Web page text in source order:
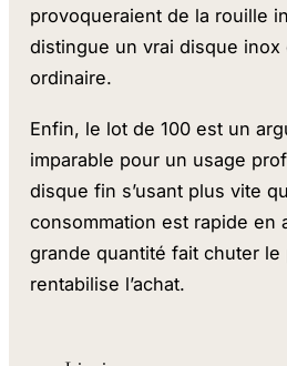
provoqueraient de la rouille
distingue un vrai disque inox
ordinaire.
Enfin, le lot de 100 est un
imparable pour un usage
disque fin s’usant plus vite
consommation est rapide en
grande quantité fait chuter
rentabilise l’achat.